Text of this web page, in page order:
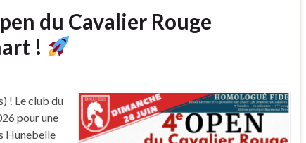
du Cavalier Rouge
!
! Le club du
pour une
Hunebelle